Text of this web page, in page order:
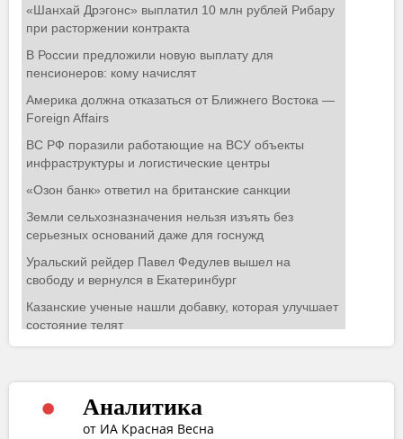
Аналитика
от ИА Красная Весна